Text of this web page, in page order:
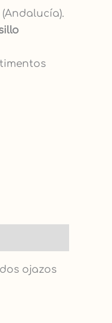
ojazos